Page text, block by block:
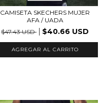
CAMISETA SKECHERS MUJER
AFA / UADA
$47.43 USD
$40.66 USD
AGREGAR AL CARRITO